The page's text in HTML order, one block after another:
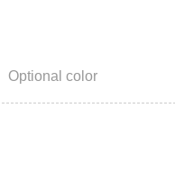
Optional color